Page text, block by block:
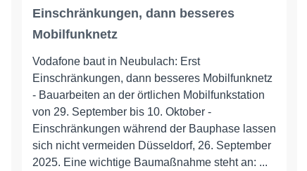
Einschränkungen, dann besseres
Mobilfunknetz
Vodafone baut in Neubulach: Erst
Einschränkungen, dann besseres Mobilfunknetz
- Bauarbeiten an der örtlichen Mobilfunkstation
von 29. September bis 10. Oktober -
Einschränkungen während der Bauphase lassen
sich nicht vermeiden Düsseldorf, 26. September
2025. Eine wichtige Baumaßnahme steht an: ...